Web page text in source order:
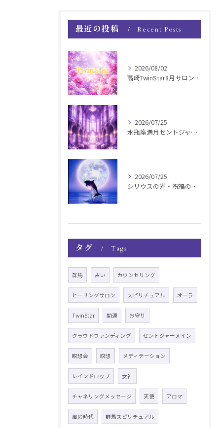
最近の投稿 Recent Posts
2026/08/02
高崎TwinStar8月サロンお知らせ
2026/07/25
水瓶座満月セントジャーメインGSVF遠隔お知らせ
2026/07/25
シリウスの光・祝福の波動チャージ遠隔お知らせ〜銀河新年〜
タグ Tags
群馬 占い カウンセリング
ヒーリングサロン スピリチュアル オーラ
TwinStar 開運 お守り
クラウドファンディング セントジャーメイン
瞑想会 瞑想 メディテーション
レインドロップ 女神
チャネリングメッセージ 天使 アロマ
風の時代 群馬スピリチュアル